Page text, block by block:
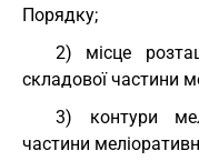
Порядку;
2) місце
складової частини
3) контури
частини